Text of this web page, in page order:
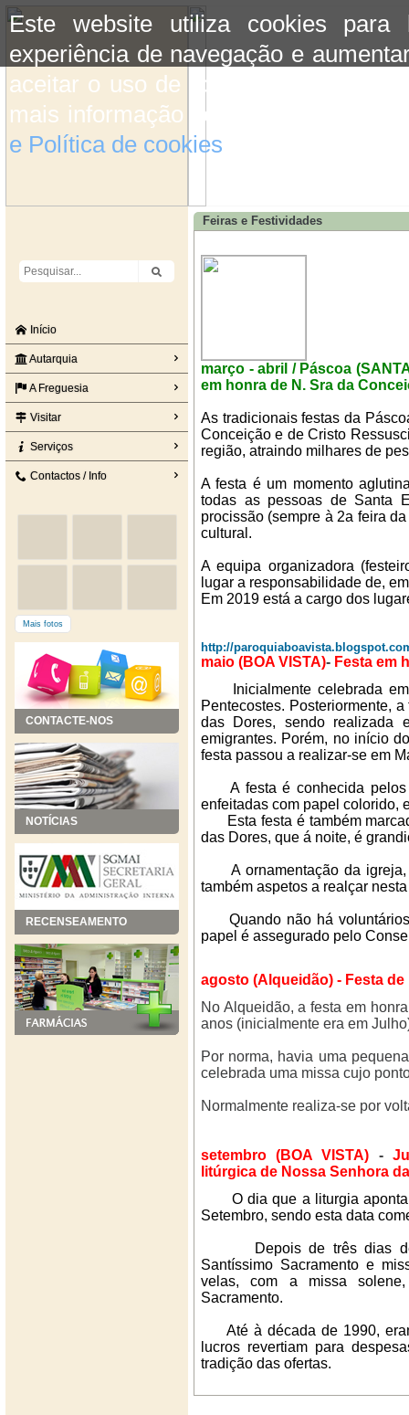
Este website utiliza cookies para
experiência de navegação e
aceitar o uso de cookies basta
mais informação consulte a
e Política de cookies
Início
Autarquia
A Freguesia
Visitar
Serviços
Contactos / Info
Mais fotos
CONTACTE-NOS
NOTÍCIAS
RECENSEAMENTO
Feiras e Festividades
março - abril / Páscoa
em honra de N. Sra da
As tradicionais festas da
Conceição e de Cristo
região, atraindo milhares de
A festa é um momento
todas as pessoas de Santa
procissão (sempre à 2a feira
cultural.
A equipa organizadora
lugar a responsabilidade de,
Em 2019 está a cargo dos
http://
maio (BOA VISTA)- Festa em
Inicialmente celebrada
Pentecostes. Posteriormente,
das Dores, sendo realizada
emigrantes. Porém, no início
festa passou a realizar-se em
A festa é conhecida pelos
enfeitadas com papel colorido,
Esta festa é também
das Dores, que á noite, é
A ornamentação da igreja,
também aspetos a realçar
Quando não há voluntários
papel é assegurado pelo
agosto (Alqueidão) - Festa
No Alqueidão, a festa em
anos (inicialmente era em
Por norma, havia uma
celebrada uma missa cujo
Normalmente realiza-se por
setembro (BOA VISTA) -
litúrgica de Nossa Senhora
O dia que a liturgia
Setembro, sendo esta data
Depois de três dias de
Santíssimo Sacramento e
velas, com a missa
Sacramento.
Até à década de 1990,
lucros revertiam para
tradição das ofertas.